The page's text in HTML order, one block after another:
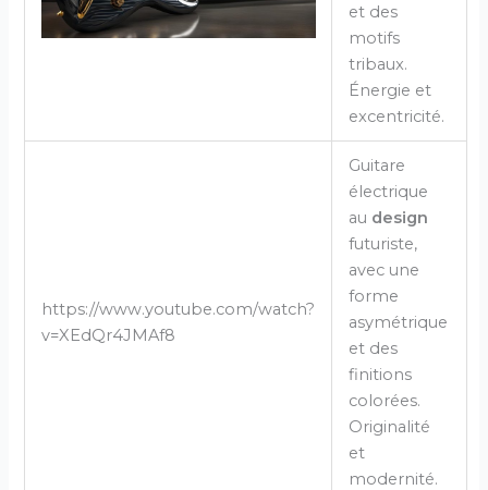
et des
motifs
tribaux.
Énergie et
excentricité.
https://www.youtube.com/watch?
v=XEdQr4JMAf8
Guitare
électrique
au design
futuriste,
avec une
forme
asymétrique
et des
finitions
colorées.
Originalité
et
modernité.